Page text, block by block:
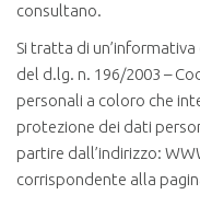
consultano.
Si tratta di un’informativa
del d.lg. n. 196/2003 –
personali a coloro che
protezione dei dati
partire dall’indirizzo:
corrispondente alla